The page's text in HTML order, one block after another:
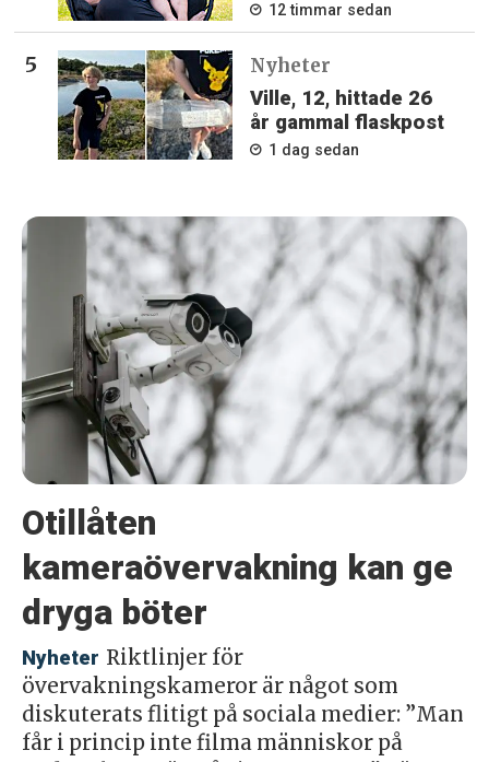
12 timmar sedan
Nyheter
Ville, 12, hittade 26
år gammal flaskpost
1 dag sedan
Otillåten
kameraövervakning kan ge
dryga böter
Nyheter Riktlinjer för
övervakningskameror är något som
diskuterats flitigt på sociala medier: ”Man
får i princip inte filma människor på